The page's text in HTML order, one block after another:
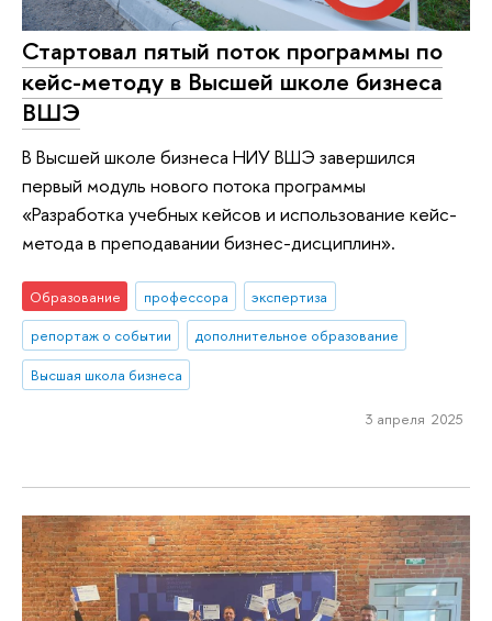
Стартовал пятый поток программы по
кейс-методу в Высшей школе бизнеса
ВШЭ
В Высшей школе бизнеса НИУ ВШЭ завершился
первый модуль нового потока программы
«Разработка учебных кейсов и использование кейс-
метода в преподавании бизнес-дисциплин».
Образование профессора
экспертиза
репортаж о событии
дополнительное образование
Высшая школа бизнеса
3 апреля 2025